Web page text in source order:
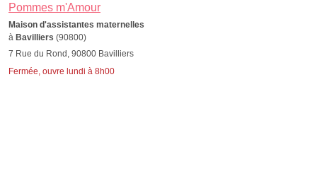
Pommes m'Amour
Maison d'assistantes maternelles
à Bavilliers (90800)
7 Rue du Rond, 90800 Bavilliers
Fermée, ouvre lundi à 8h00